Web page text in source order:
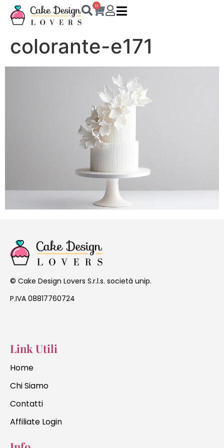
0
colorante-e171
© Cake Design Lovers S.r.l.s. società unip.
P.IVA 08817760724
Link Utili
Home
Chi Siamo
Contatti
Affiliate Login